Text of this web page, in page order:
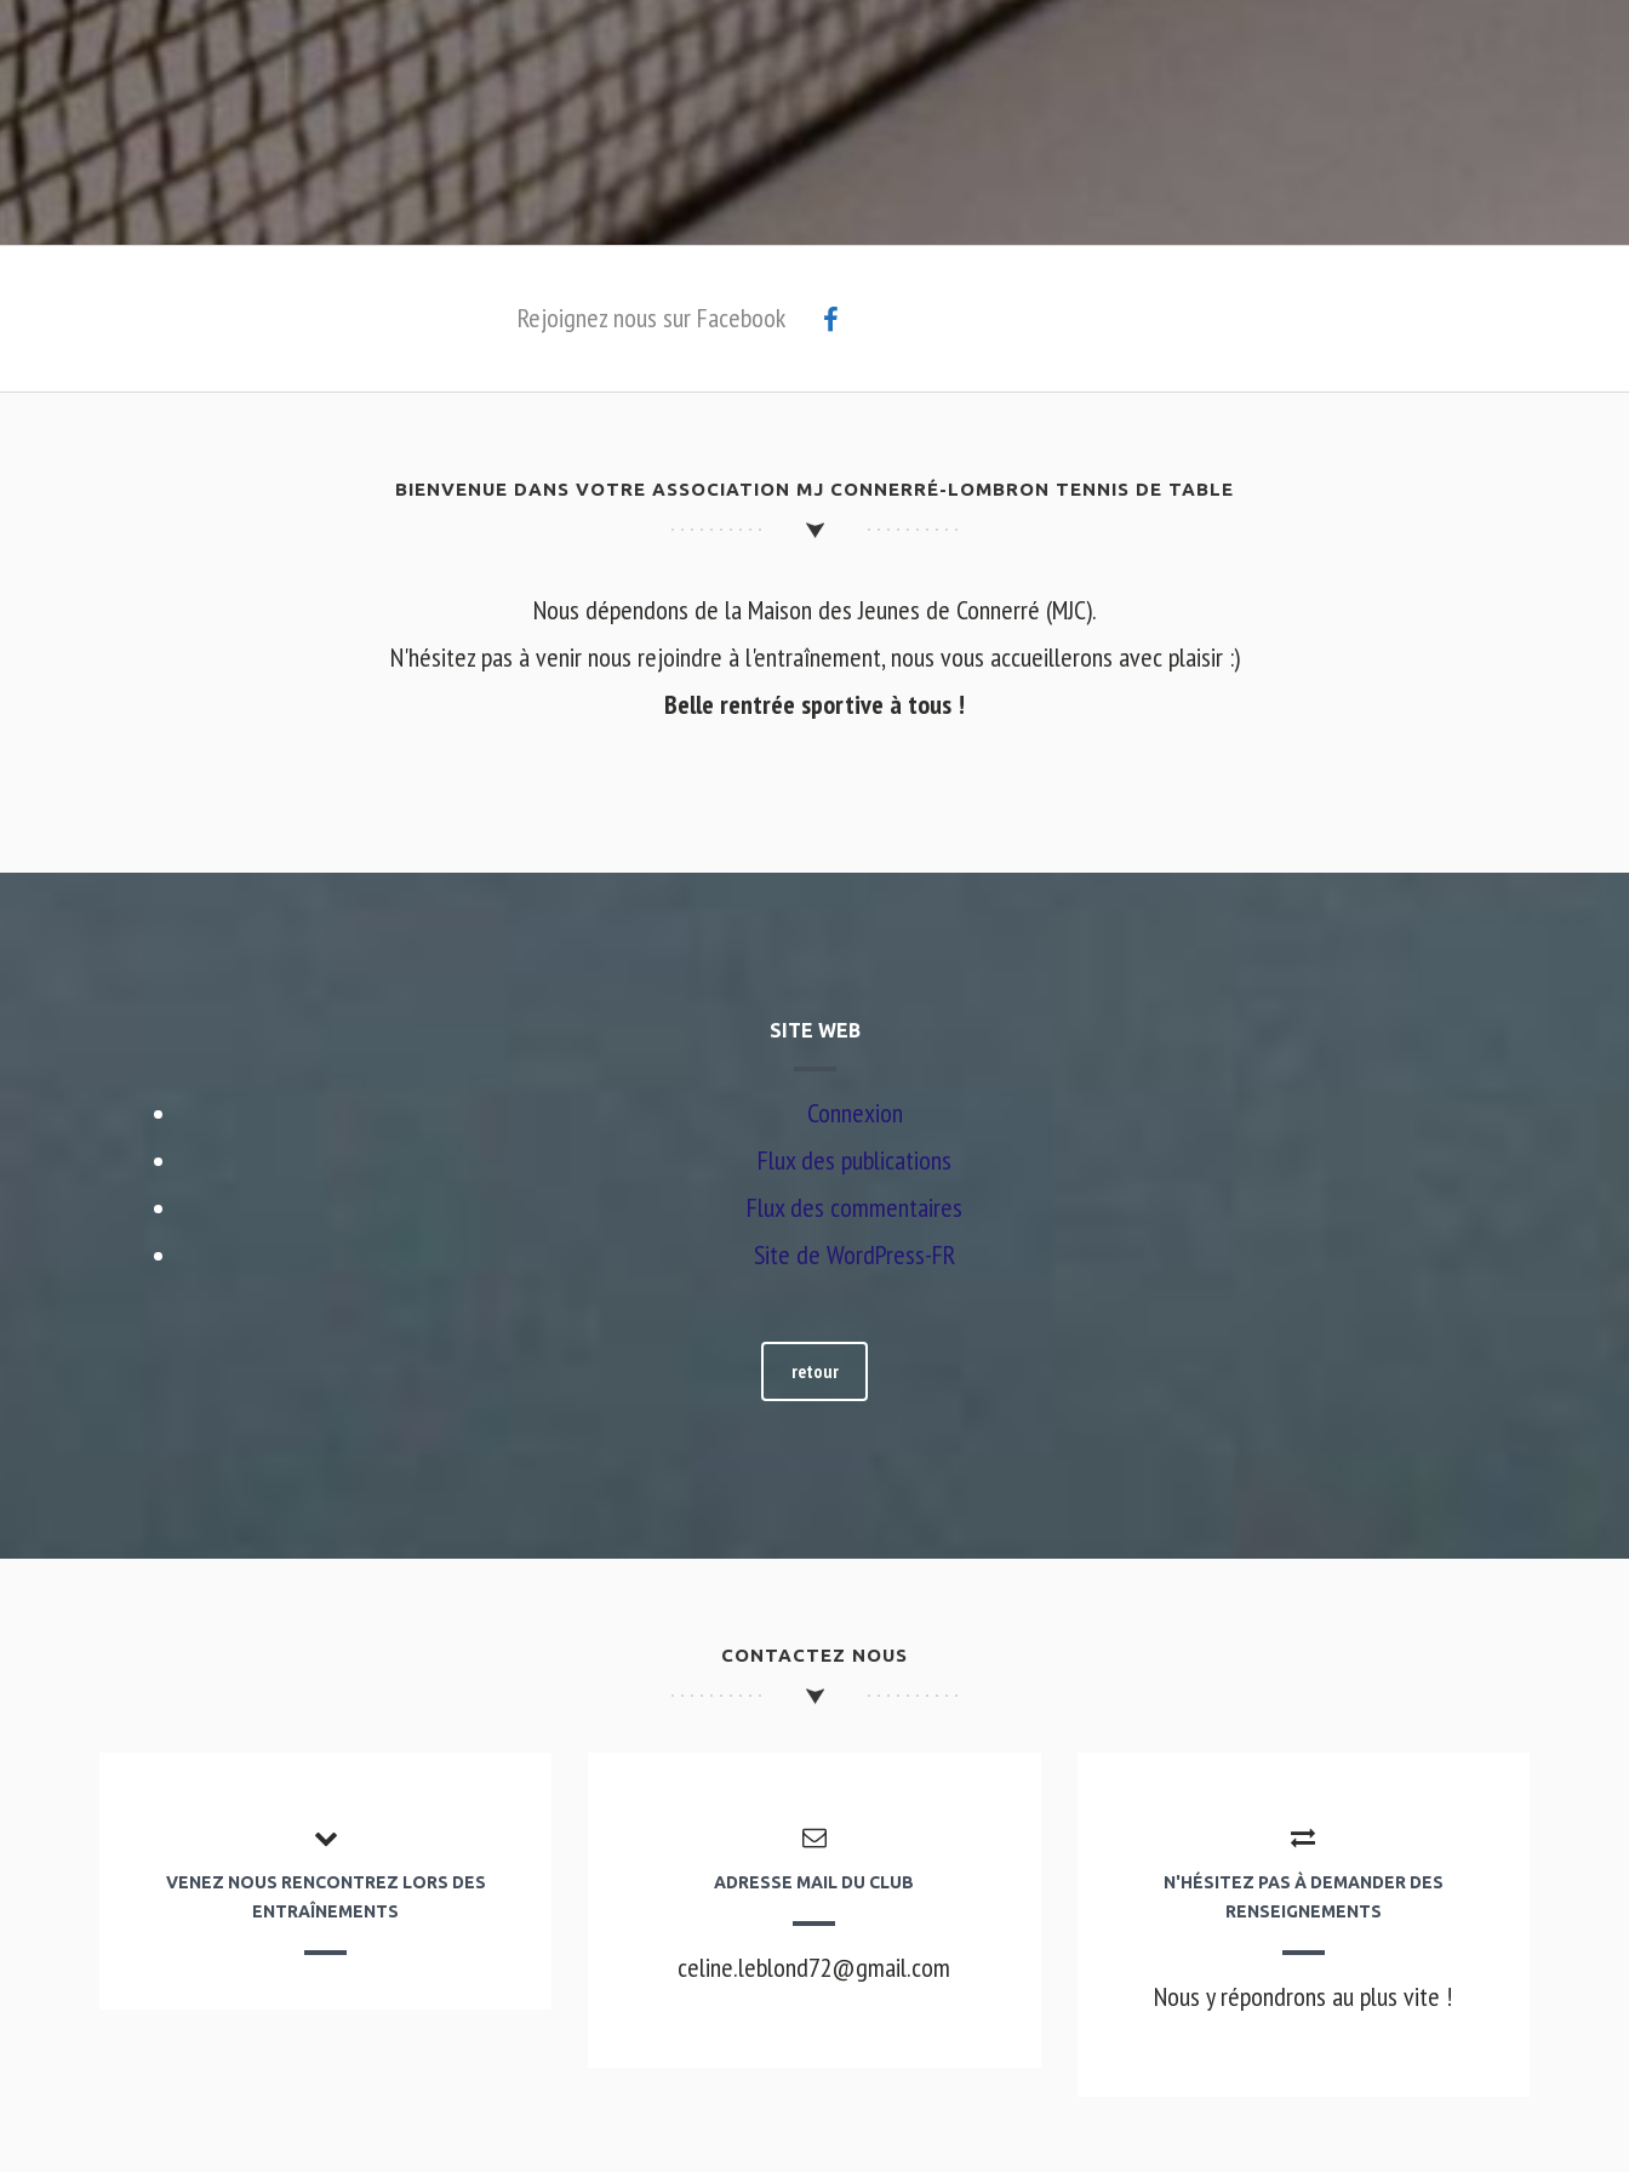
Rejoignez nous sur Facebook
BIENVENUE DANS VOTRE ASSOCIATION MJ CONNERRÉ-LOMBRON TENNIS DE TABLE
Nous dépendons de la Maison des Jeunes de Connerré (MJC).
N'hésitez pas à venir nous rejoindre à l'entraînement, nous vous accueillerons avec plaisir :)
Belle rentrée sportive à tous !
SITE WEB
Connexion
Flux des publications
Flux des commentaires
Site de WordPress-FR
retour
CONTACTEZ NOUS
VENEZ NOUS RENCONTREZ LORS DES
ENTRAÎNEMENTS
ADRESSE MAIL DU CLUB
celine.leblond72@gmail.com
N'HÉSITEZ PAS À DEMANDER DES
RENSEIGNEMENTS
Nous y répondrons au plus vite !